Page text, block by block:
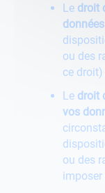
Le droit
données
ou des
ce droit)
Le droit
vos
ou des
imposer